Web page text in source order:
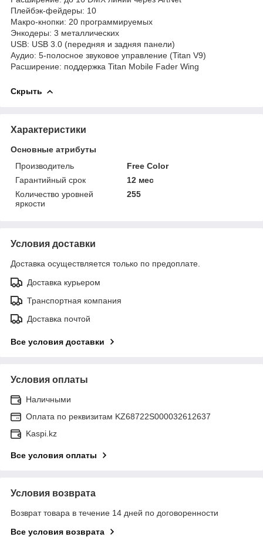
Плейбэк-фейдеры: 10
Макро-кнопки: 20 программируемых
Энкодеры: 3 металлических
USB: USB 3.0 (передняя и задняя панели)
Аудио: 5-полосное звуковое управление (Titan V9)
Расширение: поддержка Titan Mobile Fader Wing
Скрыть
Характеристики
Основные атрибуты
Производитель
Free Color
Гарантийный срок
12 мес
Количество уровней
яркости
255
Условия доставки
Доставка осуществляется только по предоплате.
Доставка курьером
Транспортная компания
Доставка почтой
Все условия доставки
Условия оплаты
Наличными
Оплата по реквизитам KZ68722S000032612637
Kaspi.kz
Все условия оплаты
Условия возврата
Возврат товара в течение 14 дней по договоренности
Все условия возврата